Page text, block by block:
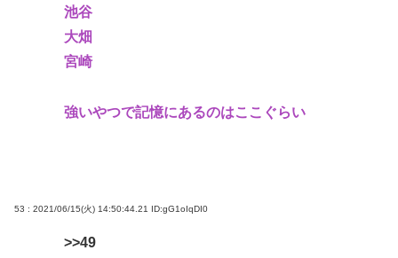
池谷
大畑
宮崎
強いやつで記憶にあるのはここぐらい
53 : 2021/06/15(火) 14:50:44.21 ID:gG1oIqDI0
>>49